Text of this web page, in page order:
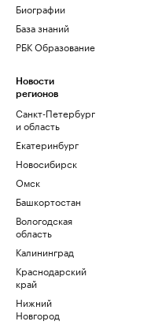
Биографии
База знаний
РБК Образование
Новости
регионов
Санкт-Петербург
и область
Екатеринбург
Новосибирск
Омск
Башкортостан
Вологодская
область
Калининград
Краснодарский
край
Нижний
Новгород